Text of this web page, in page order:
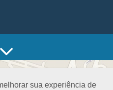
sua experiência de